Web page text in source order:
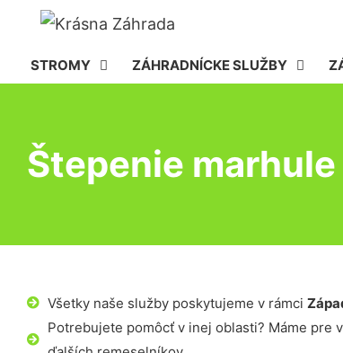
STROMY ZÁHRADNÍCKE SLUŽBY
Štepenie
Všetky naše služby poskytujeme v rámci
Potrebujete pomôcť v inej oblasti? Máme pre